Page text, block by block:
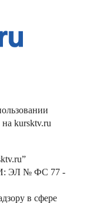
на kursktv.ru
ЭЛ № ФС 77 -
в сфере